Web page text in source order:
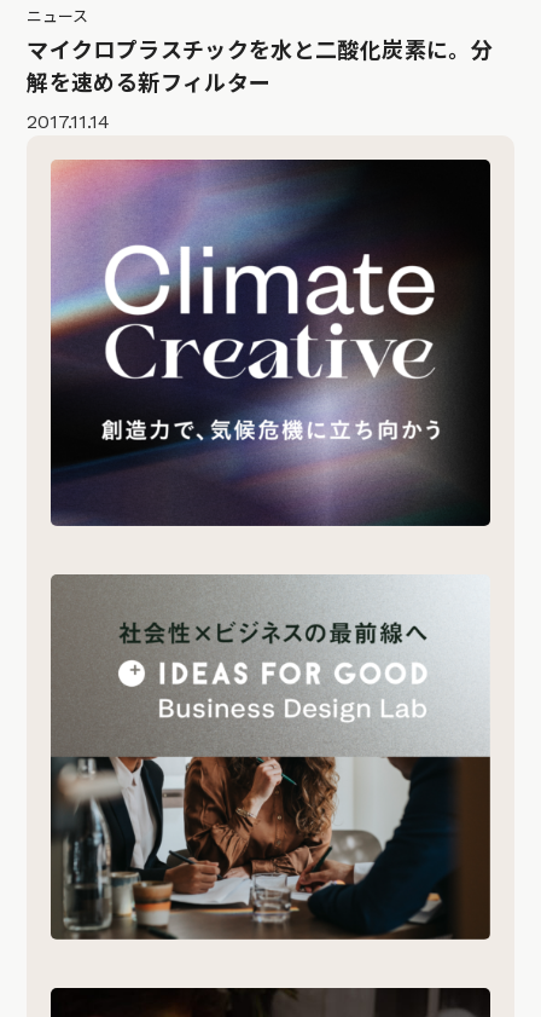
ニュース
マイクロプラスチックを水と二酸化炭素に。分
解を速める新フィルター
2017.11.14